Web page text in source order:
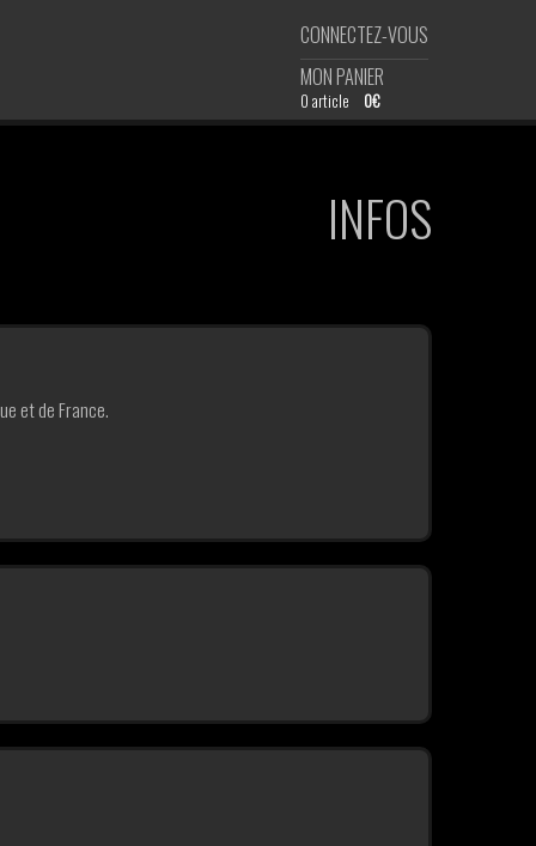
CONNECTEZ-VOUS
MON PANIER
0 article 0€
INFOS
et de France.